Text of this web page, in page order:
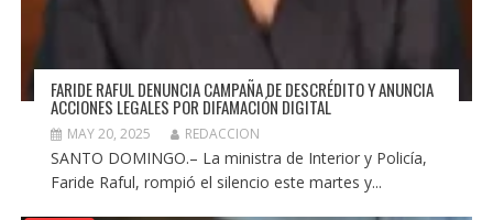
FARIDE RAFUL DENUNCIA CAMPAÑA DE DESCRÉDITO Y ANUNCIA
ACCIONES LEGALES POR DIFAMACIÓN DIGITAL
MAY 20, 2025 REDACCION
SANTO DOMINGO.– La ministra de Interior y Policía,
Faride Raful, rompió el silencio este martes y...